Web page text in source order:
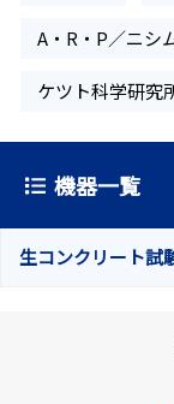
A・R・P／ニシ
ケツト科学研究
機器一覧
生コンクリート試